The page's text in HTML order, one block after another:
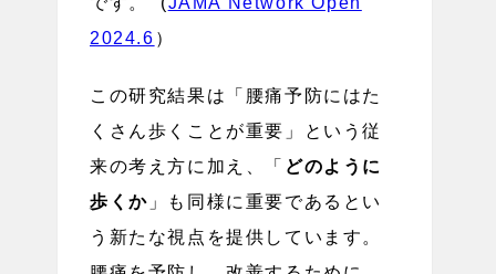
2024.6 ）
この研究結果は「腰痛予防にはた
くさん歩くことが重要」という従
来の考え方に加え、「 どのように
歩くか 」も同様に重要であるとい
う新たな視点を提供しています。